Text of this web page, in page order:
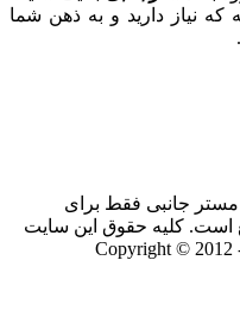
که نیاز دارید و به ذهن شما
مستر جانبی فقط برای
است. کلیه حقوق این سایت